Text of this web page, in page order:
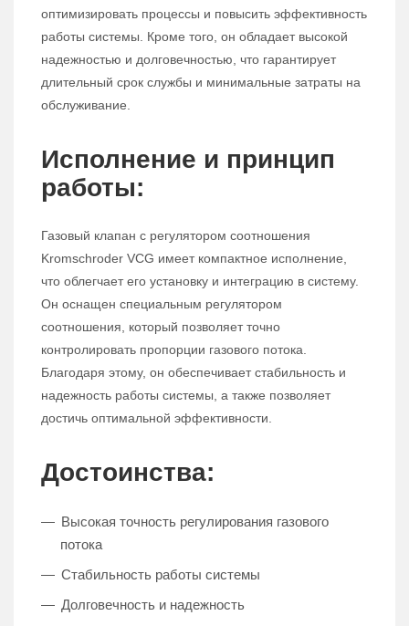
оптимизировать процессы и повысить эффективность
работы системы. Кроме того, он обладает высокой
надежностью и долговечностью, что гарантирует
длительный срок службы и минимальные затраты на
обслуживание.
Исполнение и принцип
работы:
Газовый клапан с регулятором соотношения
Kromschroder VCG имеет компактное исполнение,
что облегчает его установку и интеграцию в систему.
Он оснащен специальным регулятором
соотношения, который позволяет точно
контролировать пропорции газового потока.
Благодаря этому, он обеспечивает стабильность и
надежность работы системы, а также позволяет
достичь оптимальной эффективности.
Достоинства:
Высокая точность регулирования газового
потока
Стабильность работы системы
Долговечность и надежность